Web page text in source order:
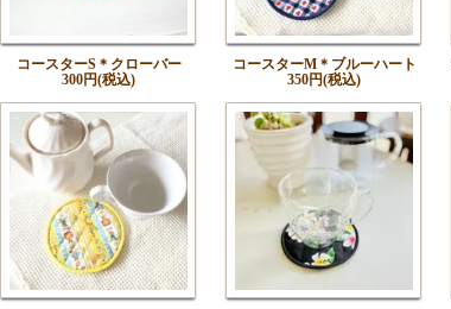
コースターS＊クローバー
300円(税込)
コースターM＊ブルーハート
350円(税込)